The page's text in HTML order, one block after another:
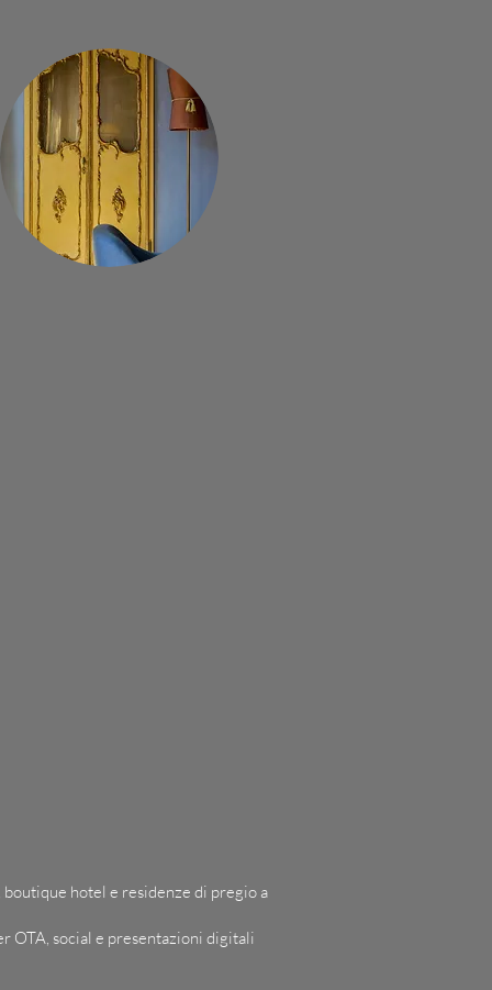
hotel e residenze di pregio a
OTA, social e presentazioni digitali